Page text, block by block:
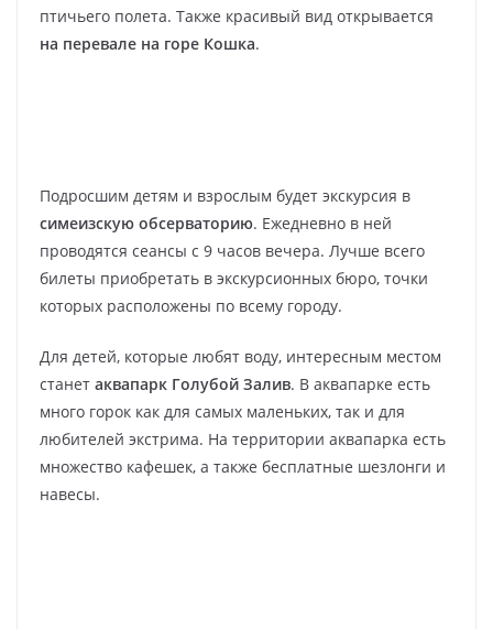
птичьего полета. Также красивый вид открывается
на перевале на горе Кошка.
Подросшим детям и взрослым будет экскурсия в
симеизскую обсерваторию. Ежедневно в ней
проводятся сеансы с 9 часов вечера. Лучше всего
билеты приобретать в экскурсионных бюро, точки
которых расположены по всему городу.
Для детей, которые любят воду, интересным местом
станет аквапарк Голубой Залив. В аквапарке есть
много горок как для самых маленьких, так и для
любителей экстрима. На территории аквапарка есть
множество кафешек, а также бесплатные шезлонги и
навесы.